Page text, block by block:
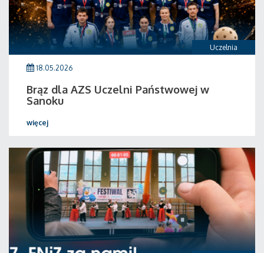
Uczelnia
18.05.2026
Brąz dla AZS Uczelni Państwowej w
Sanoku
więcej